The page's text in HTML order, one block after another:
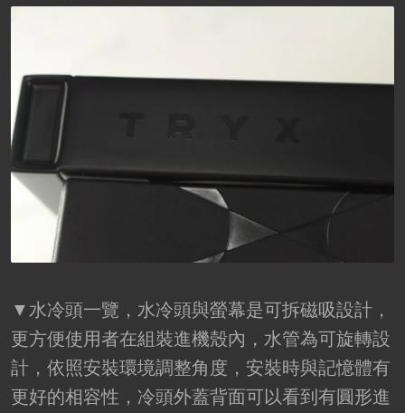
▼水冷頭一覽，水冷頭與螢幕是可拆磁吸設計，
更方便使用者在組裝進機殼內，水管為可旋轉設
計，依照安裝環境調整角度，安裝時與記憶體有
更好的相容性，冷頭外蓋背面可以看到有圓形進